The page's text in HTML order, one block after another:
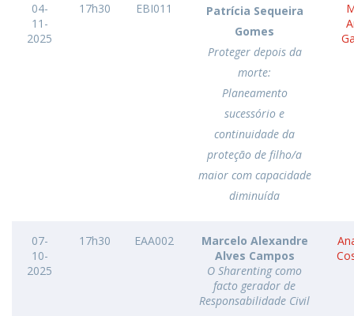
04-
11-
2025
17h30 EBI011
Patrícia Sequeira
Gomes
Proteger depois da
morte:
Planeamento
sucessório e
continuidade da
proteção de filho/a
maior com capacidade
diminuída
07-
10-
2025
17h30 EAA002
Marcelo Alexandre
Alves Campos
O Sharenting como
facto gerador de
Responsabilidade Civil